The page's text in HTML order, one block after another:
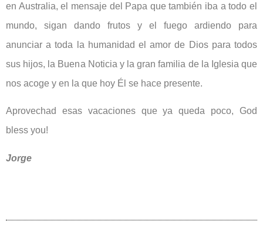
en Australia, el mensaje del Papa que también iba a todo el
mundo, sigan dando frutos y el fuego ardiendo para
anunciar a toda la humanidad el amor de Dios para todos
sus hijos, la Buena Noticia y la gran familia de la Iglesia que
nos acoge y en la que hoy Él se hace presente.
Aprovechad esas vacaciones que ya queda poco, God
bless you!
Jorge